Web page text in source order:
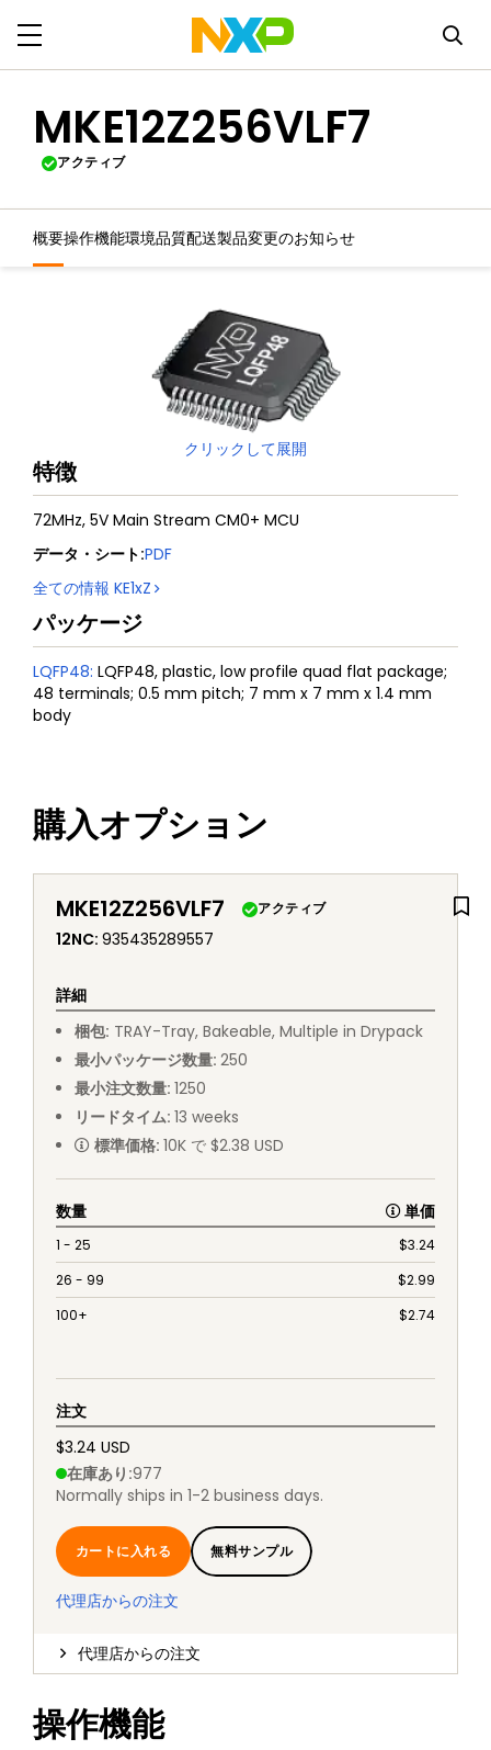
MKE12Z256VLF7
アクティブ
概要操作機能環境品質配送製品変更のお知らせ
クリックして展開
特徴
72MHz, 5V Main Stream CM0+ MCU
データ・シート:PDF
全ての情報 KE1xZ
パッケージ
LQFP48: LQFP48, plastic, low profile quad flat package;
48 terminals; 0.5 mm pitch; 7 mm x 7 mm x 1.4 mm
body
購入オプション
MKE12Z256VLF7 アクティブ
12NC: 935435289557
詳細
梱包: TRAY-Tray, Bakeable, Multiple in Drypack
最小パッケージ数量: 250
最小注文数量: 1250
リードタイム: 13 weeks
標準価格: 10K で $2.38 USD
数量 単価
1 - 25 $3.24
26 - 99
$2.99
100+
$2.74
注文
$3.24 USD
在庫あり :977
Normally ships in 1-2 business days.
カートに入れる 無料サンプル
代理店からの注文
代理店からの注文
操作機能